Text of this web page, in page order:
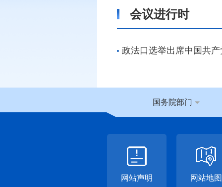
会议进行时
政法口选举出席中国共
国务院部门
网站声明 网站地图